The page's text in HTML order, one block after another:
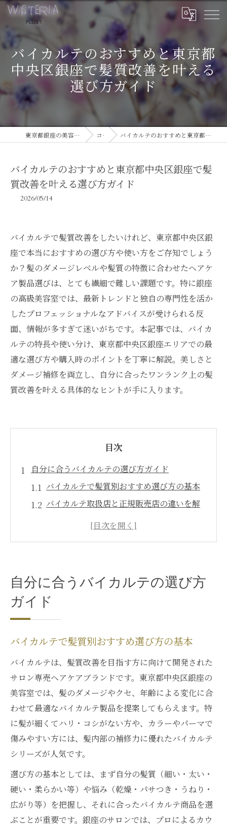
バイカルテのおすすめと東京都
中央区銀座で髪質改善を叶える
選び方ガイド
東京都銀座の美容室ならWISTERIA PLUS 1 コラム バイカルテのおすすめと東京都中央区銀座で髪質改善を叶える選び方ガイド
バイカルテのおすすめと東京都中央区銀座で髪
質改善を叶える選び方ガイド
2026/05/14
バイカルテで髪質改善をしたいけれど、東京都中央区銀
座で本当におすすめの選び方や使い方をご存知でしょう
か？髪のダメージレベルや髪質の特徴に合わせたヘアケ
ア製品選びは、とても繊細で難しい課題です。特に銀座
の高級美容室では、最新トレンドと独自の専門性を活か
したプロフェッショナルなアドバイスが受けられる反
面、情報が多すぎて迷いがちです。本記事では、バイカ
ルテの特長や使い分け、東京都中央区銀座エリアでの最
適な選び方や購入時のポイントを丁寧に解説。美しさと
ダメージ補修を両立し、自分に合ったワンランク上の髪
質改善を叶える具体的なヒントが手に入ります。
目次
自分に合うバイカルテの選び方ガイド
バイカルテで髪質別おすすめ選び方の基本
バイカルテ取扱店と正規販売店の違いを解
バイカルテ銀座サロンで受ける特別な体験
とは
銀座で叶える髪質改善の新常識とは
バイカルテ銀座サロンの髪質改善最新トレ
バイカルテ取扱サロンで体感する髪質変化
の実感
バイカルテと他製品の銀座流使い分け術
バイカルテで叶う髪のツヤ感と美しさの両
立法
バイカルテ銀座サロンで得られる特別なア
バイカルテケアが人気の理由を解説
バイカルテが選ばれる口コミ人気の理由を
分析
自分に合うバイカルテの選び方
ガイド
バイカルテで髪質別おすすめ選び方の基本
バイカルテは、髪質改善を目指す方に向けて開発された
サロン専売ヘアケアブランドです。東京都中央区銀座の
美容室では、髪のダメージやクセ、年齢による変化に合
わせて最適なバイカルテ製品を提案してもらえます。特
に髪が細くてハリ・コシがない方や、カラーやパーマで
傷みやすい方には、髪内部の補修力に優れたバイカルテ
シリーズが人気です。
選び方の基本としては、まず自分の髪質（細い・太い・
硬い・柔らかい等）や悩み（乾燥・パサつき・うねり・
広がり等）を把握し、それに合ったバイカルテ商品を選
ぶことが重要です。銀座のサロンでは、プロによるカウ